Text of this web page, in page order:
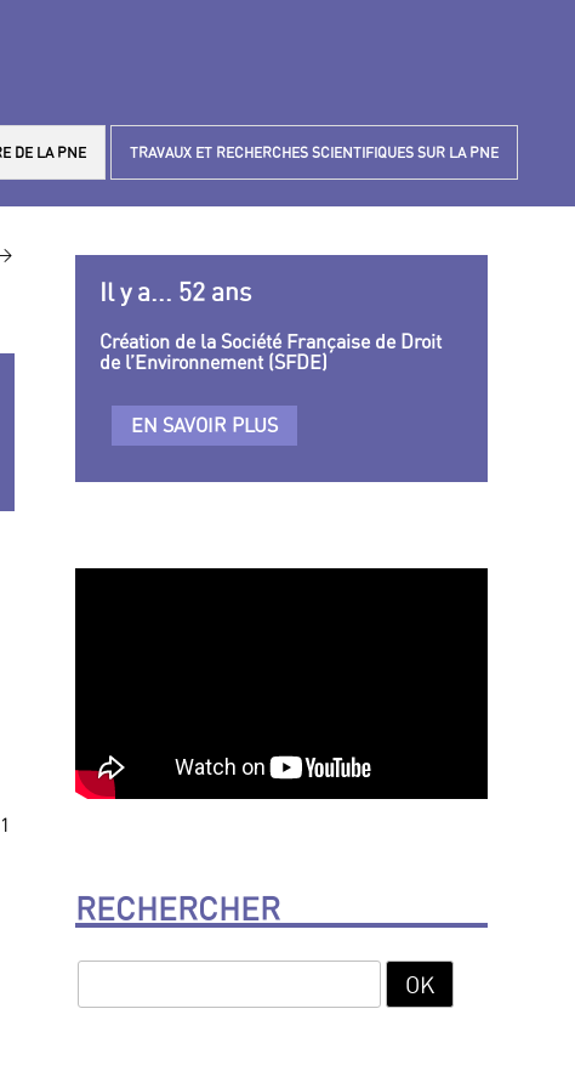
DE LA PNE TRAVAUX ET RECHERCHES SCIENTIFIQUES SUR LA PNE
>
Il y a... 52 ans
Création de la Société Française de Droit
de l’Environnement (SFDE)
EN SAVOIR PLUS
RECHERCHER